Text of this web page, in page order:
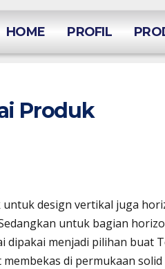
HOME PROFIL
Produk
design vertikal juga
untuk bagian
dipakai menjadi pilihan buat
di permukaan